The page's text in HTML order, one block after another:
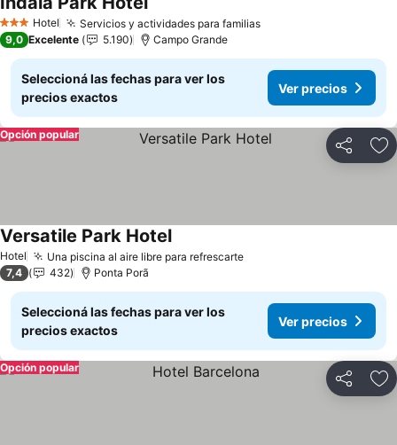
3 Estrellas
Hotel Servicios y actividades para familias
9,0 Excelente 5.190 Campo Grande
Seleccioná las fechas para ver los
precios exactos
Ver precios
Compartir
Opción popular
Hotel Una piscina al aire libre para refrescarte
Versatile Park Hotel
7,4 432 Ponta Porã
Seleccioná las fechas para ver los
precios exactos
Ver precios
Compartir
Opción popular